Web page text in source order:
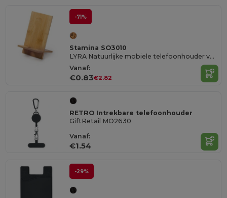
-71%
Stamina SO3010
LYRA Natuurlijke mobiele telefoonhouder van bamboe
Vanaf:
€0.83€2.82
RETRO Intrekbare telefoonhouder
GiftRetail MO2630
Vanaf:
€1.54
-29%